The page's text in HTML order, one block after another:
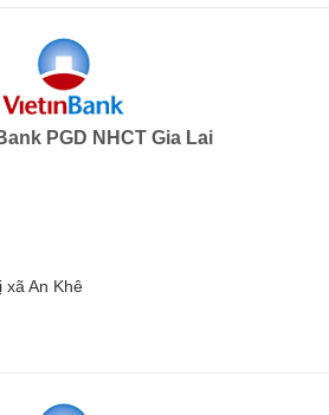
PGD NHCT Gia Lai
xã An Khê